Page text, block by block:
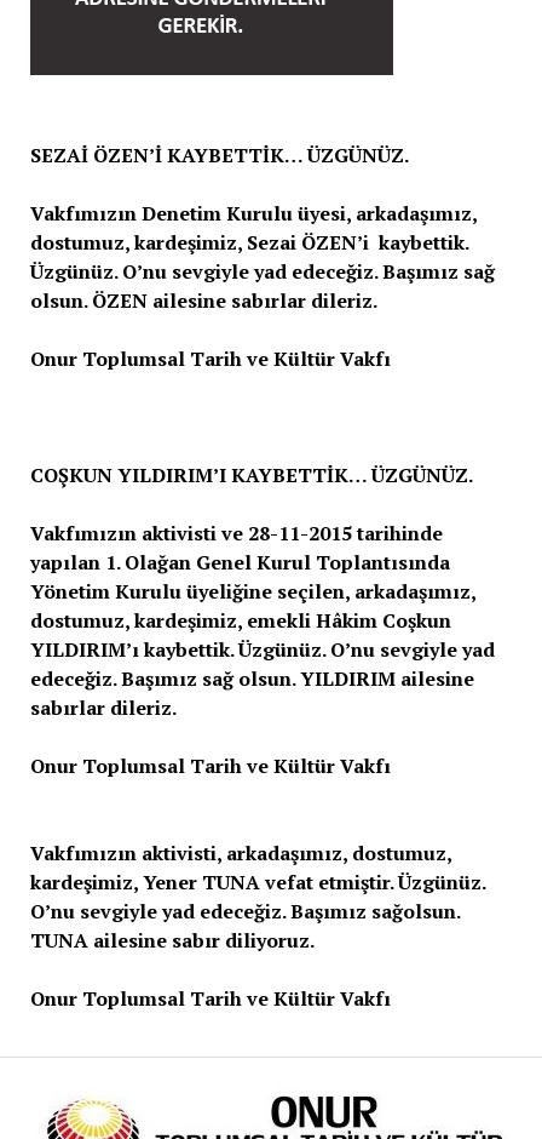
SEZAİ ÖZEN’İ KAYBETTİK… ÜZGÜNÜZ.
Vakfımızın Denetim Kurulu üyesi, arkadaşımız,
dostumuz, kardeşimiz, Sezai ÖZEN’i kaybettik.
Üzgünüz. O’nu sevgiyle yad edeceğiz. Başımız sağ
olsun. ÖZEN ailesine sabırlar dileriz.
Onur Toplumsal Tarih ve Kültür Vakfı
COŞKUN YILDIRIM’I KAYBETTİK… ÜZGÜNÜZ.
Vakfımızın aktivisti ve 28-11-2015 tarihinde
yapılan 1. Olağan Genel Kurul Toplantısında
Yönetim Kurulu üyeliğine seçilen, arkadaşımız,
dostumuz, kardeşimiz, emekli Hâkim Coşkun
YILDIRIM’ı kaybettik. Üzgünüz. O’nu sevgiyle yad
edeceğiz. Başımız sağ olsun. YILDIRIM ailesine
sabırlar dileriz.
Onur Toplumsal Tarih ve Kültür Vakfı
Vakfımızın aktivisti, arkadaşımız, dostumuz,
kardeşimiz, Yener TUNA vefat etmiştir. Üzgünüz.
O’nu sevgiyle yad edeceğiz. Başımız sağolsun.
TUNA ailesine sabır diliyoruz.
Onur Toplumsal Tarih ve Kültür Vakfı